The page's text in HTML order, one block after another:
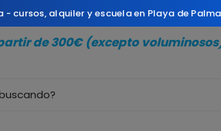
de 300€ (excepto
cursos, alquiler y escuela en Playa de Palma